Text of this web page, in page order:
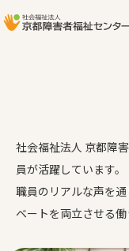
社会福祉法人 京都障
員が活躍しています。
職員のリアルな声を
ベートを両立させる働